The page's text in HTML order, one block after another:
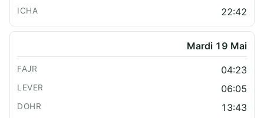
22:42
Mardi 19 Mai
04:23
06:05
13:43